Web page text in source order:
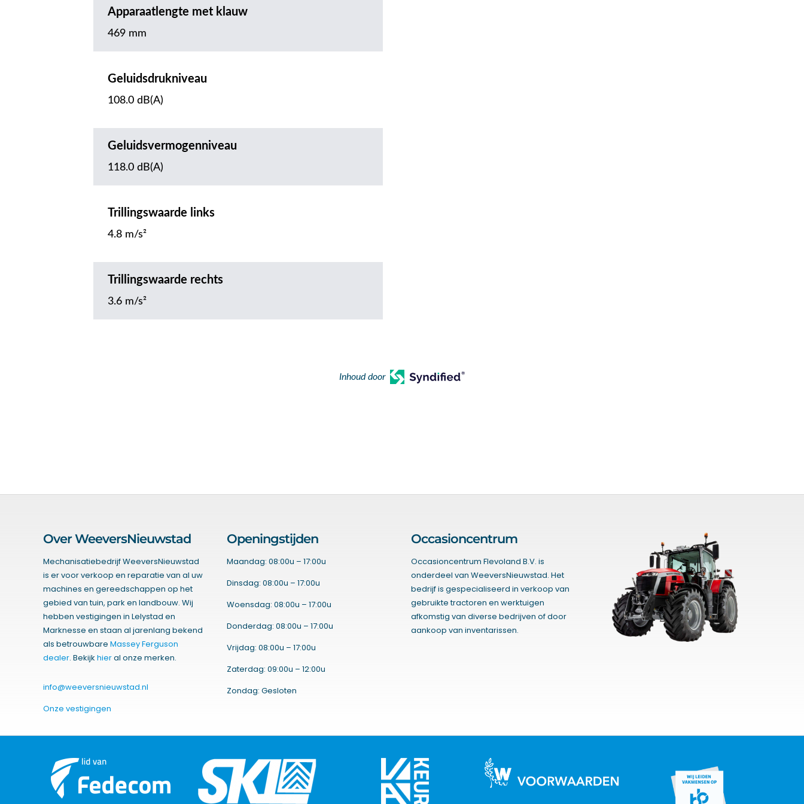
Apparaatlengte met klauw
469 mm
Geluidsdrukniveau
108.0 dB(A)
Geluidsvermogenniveau
118.0 dB(A)
Trillingswaarde links
4.8 m/s²
Trillingswaarde rechts
3.6 m/s²
Inhoud door
Over WeeversNieuwstad
Mechanisatiebedrijf WeeversNieuwstad
is er voor verkoop en reparatie van al uw
machines en gereedschappen op het
gebied van tuin, park en landbouw. Wij
hebben vestigingen in Lelystad en
Marknesse en staan al jarenlang bekend
als betrouwbare Massey Ferguson
dealer. Bekijkhieral onze merken.
info@weeversnieuwstad.nl
Onze vestigingen
Openingstijden
Maandag: 08:00u – 17:00u
Dinsdag: 08:00u – 17:00u
Woensdag: 08:00u – 17:00u
Donderdag: 08:00u – 17:00u
Vrijdag: 08:00u – 17:00u
Zaterdag: 09:00u – 12:00u
Zondag: Gesloten
Occasioncentrum
Occasioncentrum Flevoland B.V. is
onderdeel van WeeversNieuwstad. Het
bedrijf is gespecialiseerd in verkoop van
gebruikte tractoren en werktuigen
afkomstig van diverse bedrijven of door
aankoop van inventarissen.